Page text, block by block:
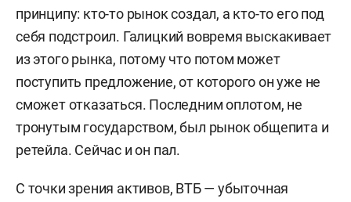
принципу: кто-то рынок создал, а кто-то его под
себя подстроил. Галицкий вовремя выскакивает
из этого рынка, потому что потом может
поступить предложение, от которого он уже не
сможет отказаться. Последним оплотом, не
тронутым государством, был рынок общепита и
ретейла. Сейчас и он пал.
С точки зрения активов, ВТБ — убыточная